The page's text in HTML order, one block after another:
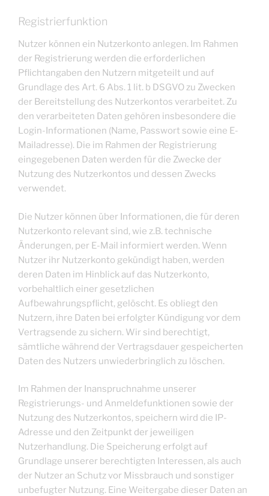
Registrierfunktion
Nutzer können ein Nutzerkonto anlegen. Im Rahmen
der Registrierung werden die erforderlichen
Pflichtangaben den Nutzern mitgeteilt und auf
Grundlage des Art. 6 Abs. 1 lit. b DSGVO zu Zwecken
der Bereitstellung des Nutzerkontos verarbeitet. Zu
den verarbeiteten Daten gehören insbesondere die
Login-Informationen (Name, Passwort sowie eine E-
Mailadresse). Die im Rahmen der Registrierung
eingegebenen Daten werden für die Zwecke der
Nutzung des Nutzerkontos und dessen Zwecks
verwendet.
Die Nutzer können über Informationen, die für deren
Nutzerkonto relevant sind, wie z.B. technische
Änderungen, per E-Mail informiert werden. Wenn
Nutzer ihr Nutzerkonto gekündigt haben, werden
deren Daten im Hinblick auf das Nutzerkonto,
vorbehaltlich einer gesetzlichen
Aufbewahrungspflicht, gelöscht. Es obliegt den
Nutzern, ihre Daten bei erfolgter Kündigung vor dem
Vertragsende zu sichern. Wir sind berechtigt,
sämtliche während der Vertragsdauer gespeicherten
Daten des Nutzers unwiederbringlich zu löschen.
Im Rahmen der Inanspruchnahme unserer
Registrierungs- und Anmeldefunktionen sowie der
Nutzung des Nutzerkontos, speichern wird die IP-
Adresse und den Zeitpunkt der jeweiligen
Nutzerhandlung. Die Speicherung erfolgt auf
Grundlage unserer berechtigten Interessen, als auch
der Nutzer an Schutz vor Missbrauch und sonstiger
unbefugter Nutzung. Eine Weitergabe dieser Daten an